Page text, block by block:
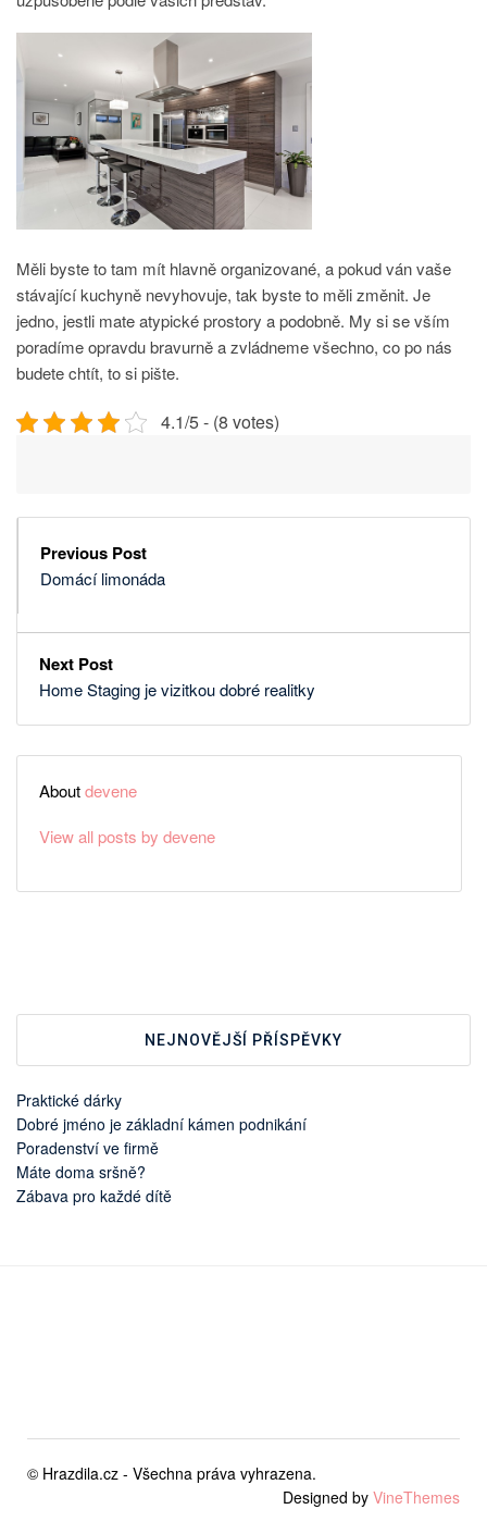
Měli byste to tam mít hlavně organizované, a pokud ván vaše
stávající kuchyně nevyhovuje, tak byste to měli změnit. Je
jedno, jestli mate atypické prostory a podobně. My si se vším
poradíme opravdu bravurně a zvládneme všechno, co po nás
budete chtít, to si pište.
4.1/5 - (8 votes)
Previous Post
Domácí limonáda
Next Post
Home Staging je vizitkou dobré realitky
Aboutdevene
View all posts by devene
NEJNOVĚJŠÍ PŘÍSPĚVKY
Praktické dárky
Dobré jméno je základní kámen podnikání
Poradenství ve firmě
Máte doma sršně?
Zábava pro každé dítě
© Hrazdila.cz - Všechna práva vyhrazena.
Designed by VineThemes